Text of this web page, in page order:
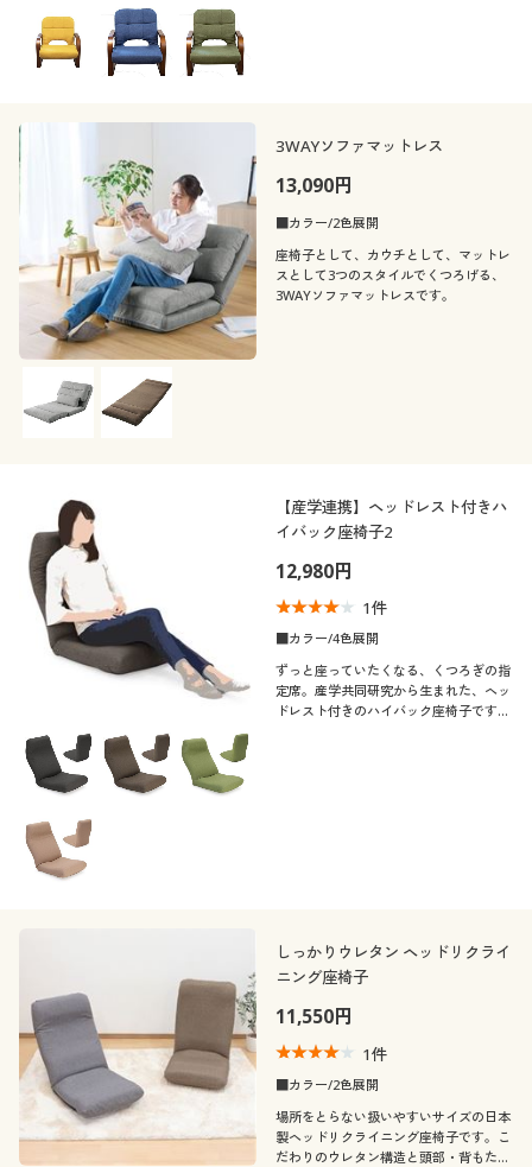
3WAYソファマットレス
13,090円
■カラー/2色展開
座椅子として、カウチとして、マットレ
スとして3つのスタイルでくつろげる、
3WAYソファマットレスです。
【産学連携】ヘッドレスト付きハ
イバック座椅子2
12,980円
1件
■カラー/4色展開
ずっと座っていたくなる、くつろぎの指
定席。産学共同研究から生まれた、ヘッ
ドレスト付きのハイバック座椅子です。
しっかりウレタン ヘッドリクライ
ニング座椅子
11,550円
1件
■カラー/2色展開
場所をとらない扱いやすいサイズの日本
製ヘッドリクライニング座椅子です。こ
だわりのウレタン構造と頭部・背もたれ